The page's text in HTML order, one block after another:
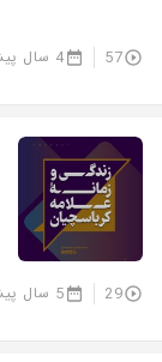
57 4 سال پیش
29 5 سال پیش